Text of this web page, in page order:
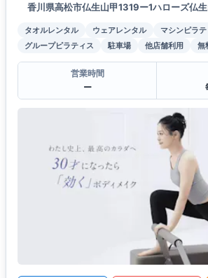
香川県高松市仏生山甲1319ー1ハローズ仏
タオルレンタル ウェアレンタル
マシンピラテ
グループピラティス
駐車場 他店舗利用 無
営業時間
ー